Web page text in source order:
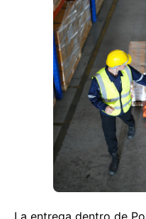
La entrega dentro de